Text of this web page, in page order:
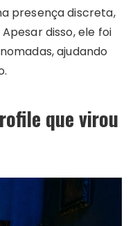
presença discreta,
disso, ele foi
ajudando
que virou